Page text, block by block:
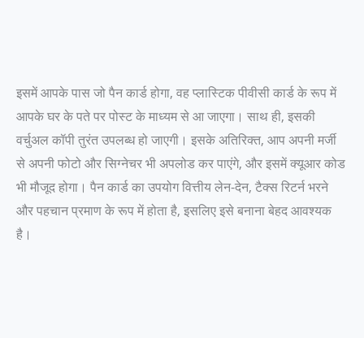
इसमें आपके पास जो पैन कार्ड होगा, वह प्लास्टिक पीवीसी कार्ड के रूप में
आपके घर के पते पर पोस्ट के माध्यम से आ जाएगा। साथ ही, इसकी
वर्चुअल कॉपी तुरंत उपलब्ध हो जाएगी। इसके अतिरिक्त, आप अपनी मर्जी
से अपनी फोटो और सिग्नेचर भी अपलोड कर पाएंगे, और इसमें क्यूआर कोड
भी मौजूद होगा। पैन कार्ड का उपयोग वित्तीय लेन-देन, टैक्स रिटर्न भरने
और पहचान प्रमाण के रूप में होता है, इसलिए इसे बनाना बेहद आवश्यक
है।